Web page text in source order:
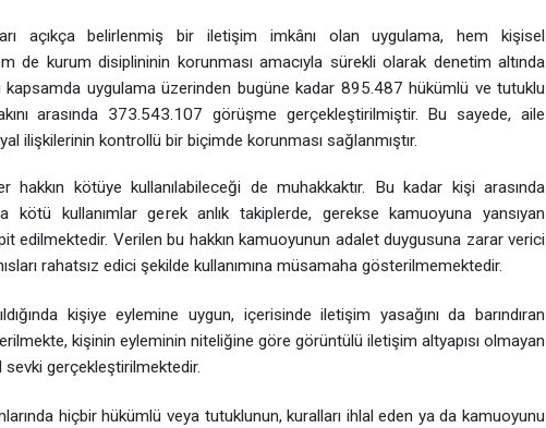
açıkça belirlenmiş bir iletişim imkânı olan uygulama, hem kişisel
de kurum disiplininin korunması amacıyla sürekli olarak denetim altında
kapsamda uygulama üzerinden bugüne kadar 895.487 hükümlü ve tutuklu
arasında 373.543.107 görüşme gerçekleştirilmiştir. Bu sayede, aile
ilişkilerinin kontrollü bir biçimde korunması sağlanmıştır.
hakkın kötüye kullanılabileceği de muhakkaktır. Bu kadar kişi arasında
kullanımlar gerek anlık takiplerde, gerekse kamuoyuna yansıyan
edilmektedir. Verilen bu hakkın kamuoyunun adalet duygusuna zarar verici
rahatsız edici şekilde kullanımına müsamaha gösterilmemektedir.
kişiye eylemine uygun, içerisinde iletişim yasağını da barındıran
kişinin eyleminin niteliğine göre görüntülü iletişim altyapısı olmayan
sevki gerçekleştirilmektedir.
hiçbir hükümlü veya tutuklunun, kuralları ihlal eden ya da kamuoyunu